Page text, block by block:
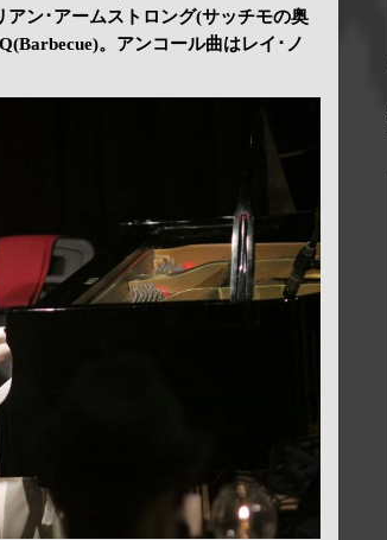
ン･アームストロング(サッチモの奥
。アンコール曲はレイ･ノ